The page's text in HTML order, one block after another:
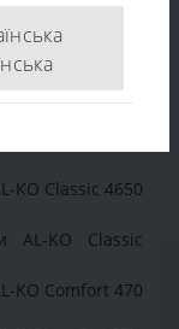
KO Classic 4650
KO Classic 4650
KO Classic 4650
AL-KO Classic
KO Comfort 470